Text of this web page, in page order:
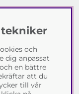
att möblera
med
hjälpa just dig att
och berätta
tekniker
och
dig anpassat
en bättre
att du
till vår